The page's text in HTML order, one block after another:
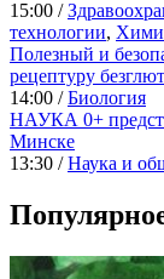
15:00 /
технологии,
Полезный и
рецептуру
14:00 /Биология
НАУКА 0+
Минске
13:30 /Наука и